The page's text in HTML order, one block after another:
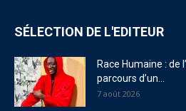
SÉLECTION DE L'EDITEUR
Race Humaine : de
parcours d’un...
7 août 2026